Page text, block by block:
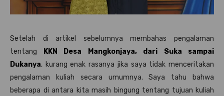
Setelah di artikel sebelumnya membahas pengalaman
tentang
KKN Desa Mangkonjaya, dari Suka sampai
Dukanya, kurang enak rasanya jika saya tidak menceritakan
pengalaman kuliah secara umumnya. Saya tahu bahwa
beberapa di antara kita masih bingung tentang tujuan kuliah